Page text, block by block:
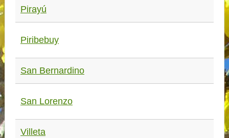
Pirayú
Piribebuy
San Bernardino
San Lorenzo
Villeta